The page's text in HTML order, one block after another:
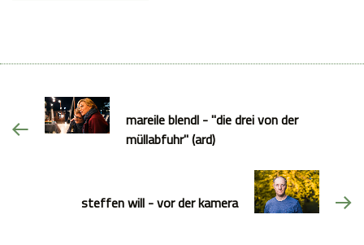
mareile blendl - "die drei von der
müllabfuhr" (ard)
steffen will - vor der kamera